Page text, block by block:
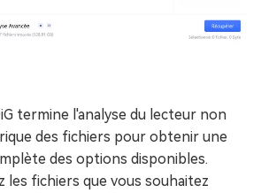
termine l'analyse du lecteur non
des fichiers pour obtenir une
des options disponibles.
les fichiers que vous souhaitez